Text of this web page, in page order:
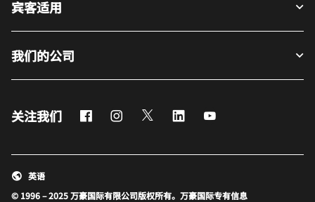
宾客适用
我们的公司
关注我们 FacebookInstagram
Twitter LinkedIn
© 1996 – 2025 万豪国际有限公司版权所有。万豪国际专有信息
英语